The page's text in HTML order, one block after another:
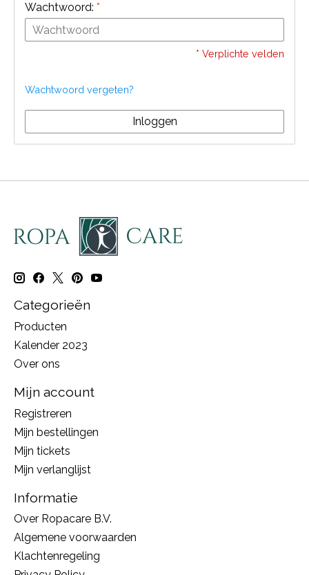
Wachtwoord: *
* Verplichte velden
Wachtwoord vergeten?
Inloggen
Categorieën
Producten
Kalender 2023
Over ons
Mijn account
Registreren
Mijn bestellingen
Mijn tickets
Mijn verlanglijst
Informatie
Over Ropacare B.V.
Algemene voorwaarden
Klachtenregeling